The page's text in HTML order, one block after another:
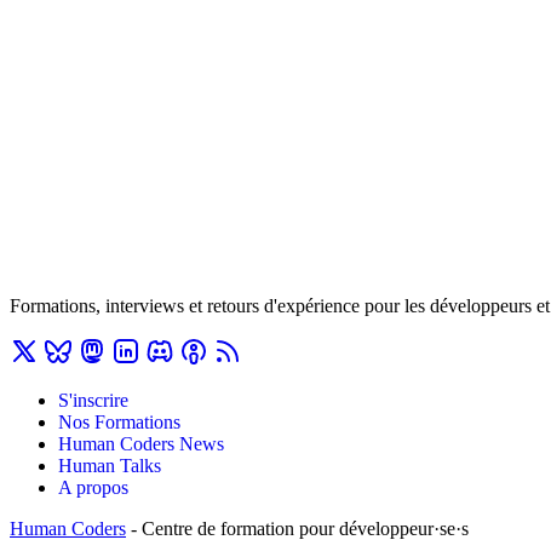
Formations, interviews et retours d'expérience pour les développeurs
S'inscrire
Nos Formations
Human Coders News
Human Talks
A propos
Human Coders - Centre de formation pour développeur·se·s